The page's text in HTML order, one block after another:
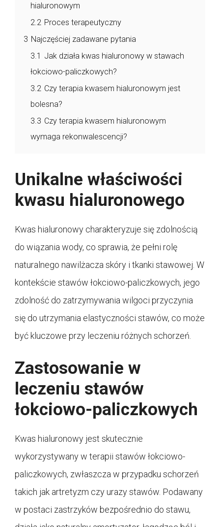
hialuronowym
2.2 Proces terapeutyczny
3 Najczęściej zadawane pytania
3.1 Jak działa kwas hialuronowy w stawach
łokciowo-paliczkowych?
3.2 Czy terapia kwasem hialuronowym jest
bolesna?
3.3 Czy terapia kwasem hialuronowym
wymaga rekonwalescencji?
Unikalne właściwości
kwasu hialuronowego
Kwas hialuronowy charakteryzuje się zdolnością
do wiązania wody, co sprawia, że pełni rolę
naturalnego nawilżacza skóry i tkanki stawowej. W
kontekście stawów łokciowo-paliczkowych, jego
zdolność do zatrzymywania wilgoci przyczynia
się do utrzymania elastyczności stawów, co może
być kluczowe przy leczeniu różnych schorzeń.
Zastosowanie w
leczeniu stawów
łokciowo-paliczkowych
Kwas hialuronowy jest skutecznie
wykorzystywany w terapii stawów łokciowo-
paliczkowych, zwłaszcza w przypadku schorzeń
takich jak artretyzm czy urazy stawów. Podawany
w postaci zastrzyków bezpośrednio do stawu,